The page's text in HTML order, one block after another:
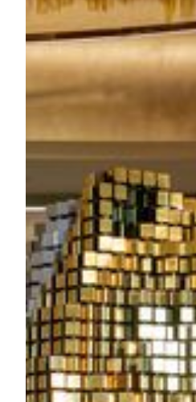
艺术指导：张艺谋
艺术设计：潘凯 刘盛龙
制作团队：博能高科（北京）
地点：美狮美高梅金狮大堂